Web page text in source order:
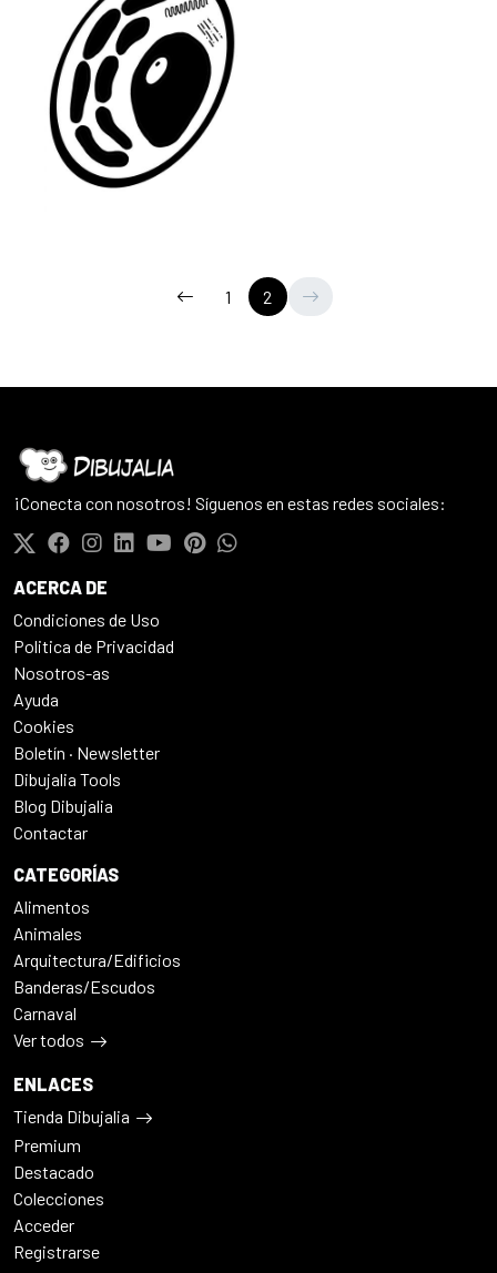
1 2
¡Conecta con nosotros! Síguenos en estas redes sociales:
ACERCA DE
Condiciones de Uso
Politica de Privacidad
Nosotros-as
Ayuda
Cookies
Boletín · Newsletter
Dibujalia Tools
Blog Dibujalia
Contactar
CATEGORÍAS
Alimentos
Animales
Arquitectura/Edificios
Banderas/Escudos
Carnaval
Ver todos
ENLACES
Tienda Dibujalia
Premium
Destacado
Colecciones
Acceder
Registrarse